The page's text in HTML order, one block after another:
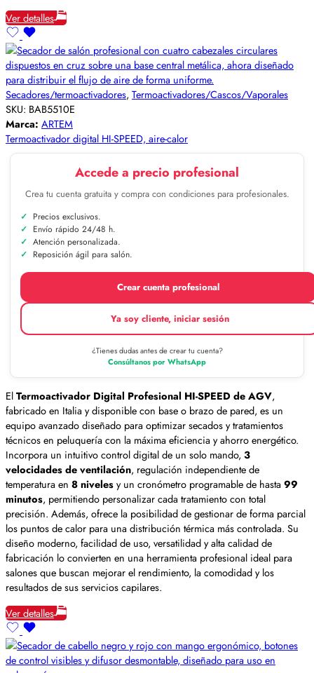
Ver detalles
Secadores/termoactivadores, Termoactivadores/Cascos/Vaporales
SKU: BAB5510E
Marca: ARTEM
Termoactivador digital HI-SPEED, aire-calor
Accede a precio profesional
Crea tu cuenta gratuita y compra con condiciones para profesionales.
Precios exclusivos.
Envío rápido 24/48 h.
Atención personalizada.
Reposición ágil para salón.
Crear cuenta profesional
Ya soy cliente, iniciar sesión
¿Tienes dudas antes de crear tu cuenta?
Consúltanos por WhatsApp
ElTermoactivador Digital Profesional HI-SPEED de AGV,
fabricado en Italia y disponible con base o brazo de pared, es un
equipo avanzado diseñado para optimizar secados y tratamientos
técnicos en peluquería con la máxima eficiencia y ahorro energético.
Incorpora un intuitivo control digital de un solo mando, 3
velocidades de ventilación, regulación independiente de
temperatura en 8 nivelesy un cronómetro programable de hasta99
minutos, permitiendo personalizar cada tratamiento con total
precisión. Además, ofrece la posibilidad de gestionar de forma parcial
los puntos de calor para una distribución térmica más controlada. Su
diseño moderno, facilidad de uso, versatilidad y alta calidad de
fabricación lo convierten en una herramienta profesional ideal para
salones que buscan mejorar el rendimiento, la comodidad y los
resultados de sus servicios capilares.
Ver detalles